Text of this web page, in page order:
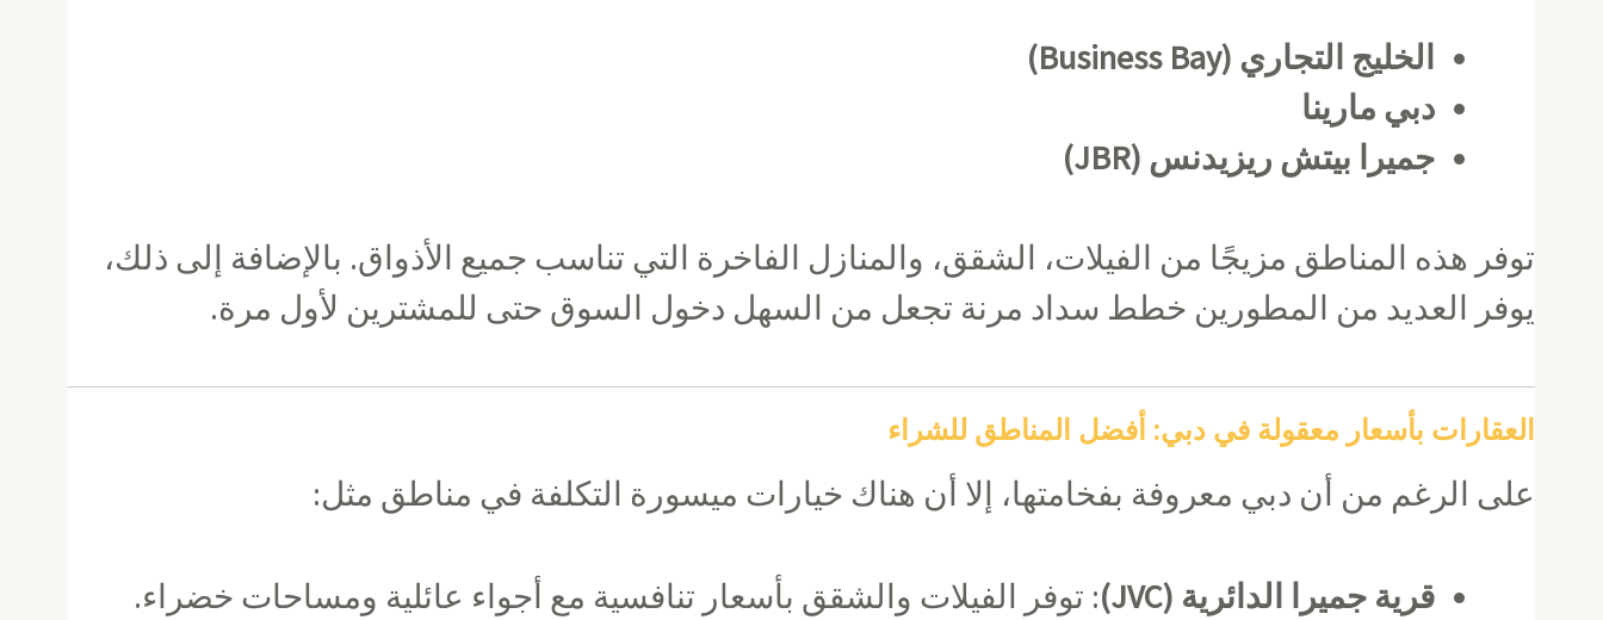
الخليج التجاري (Business Bay)
دبي مارينا
جميرا بيتش ريزيدنس (JBR)
توفر هذه المناطق مزيجًا من الفيلات، الشقق، والمنازل الفاخرة التي تناسب جميع الأذواق. بالإضافة إلى ذلك،
يوفر العديد من المطورين خطط سداد مرنة تجعل من السهل دخول السوق حتى للمشترين لأول مرة.
العقارات بأسعار معقولة في دبي: أفضل المناطق للشراء
على الرغم من أن دبي معروفة بفخامتها، إلا أن هناك خيارات ميسورة التكلفة في مناطق مثل:
قرية جميرا الدائرية (JVC)
: توفر الفيلات والشقق بأسعار تنافسية مع أجواء عائلية ومساحات خضراء.